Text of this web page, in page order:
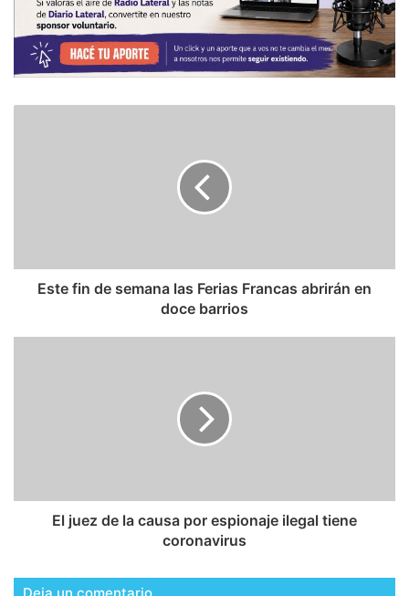
Este fin de semana las Ferias Francas abrirán en
doce barrios
El juez de la causa por espionaje ilegal tiene
coronavirus
Deja un comentario